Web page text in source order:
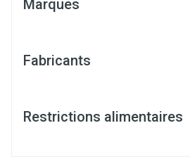
Marques
Fabricants
Restrictions alimentaires